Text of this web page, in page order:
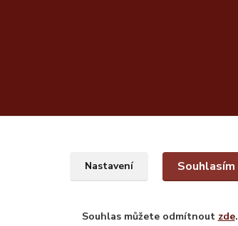
Nastavení Souhlasím
Souhlas můžete odmítnout zde.